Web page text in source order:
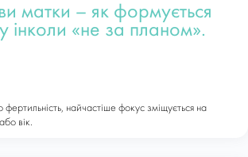
матки – як формується
інколи «не за планом».
найчастіше фокус зміщується на
вік.